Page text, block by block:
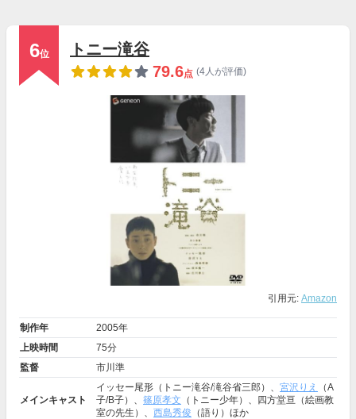
6位
トニー滝谷
79.6点 (4人が評価)
引用元: Amazon
制作年
2005年
上映時間
75分
監督
市川準
メインキャスト
イッセー尾形（トニー滝谷/滝谷省三郎）、 宮沢りえ
（A
子/B子）、 篠原孝文 （トニー少年）、四方堂亘（絵画教
室の先生）、 西島秀俊 （語り）ほか